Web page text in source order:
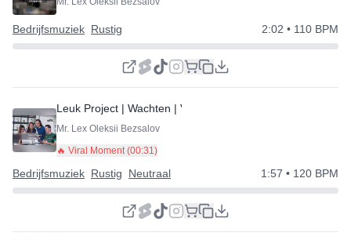
Bedrijfsmuziek Rustig 2:02 • 110 BPM
Leuk Project | Wachten | Vasthouden | Presentatie
Mr. Lex Oleksii Bezsalov
🔥 Viral Moment (00:31)
Bedrijfsmuziek Rustig Neutraal 1:57 • 120 BPM